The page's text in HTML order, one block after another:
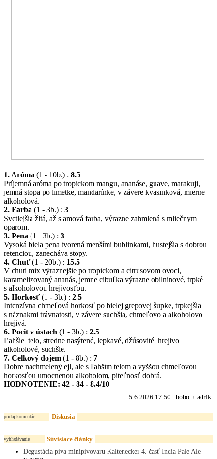
1. Aróma (1 - 10b.) : 8.5
Príjemná aróma po tropickom mangu, ananáse, guave, marakuji,
jemná stopa po limetke, mandarínke, v závere kvasinková, mierne
alkoholová.
2. Farba (1 - 3b.) : 3
Svetlejšia žltá, až slamová farba, výrazne zahmlená s mliečnym
oparom.
3. Pena (1 - 3b.) : 3
Vysoká biela pena tvorená menšími bublinkami, hustejšia s dobrou
retenciou, zanecháva stopy.
4. Chuť(1 - 20b.) : 15.5
V chuti mix výraznejšie po tropickom a citrusovom ovocí,
karamelizovaný ananás, jemne cibuľka,výrazne obilninové, trpké
s alkoholovou hrejivosťou.
5. Horkosť(1 - 3b.) : 2.5
Intenzívna chmeľová horkosť po bielej grepovej šupke, trpkejšia
s náznakmi trávnatosti, v závere suchšia, chmeľovo a alkoholovo
hrejivá.
6. Pocit v ústach (1 - 3b.) : 2.5
Ľahšie telo, stredne nasýtené, lepkavé, džúsovité, hrejivo
alkoholové, suchšie.
7. Celkový dojem (1 - 8b.) : 7
Dobre nachmelený ejl, ale s ľahším telom a vyššou chmeľovou
horkosťou umocnenou alkoholom, piteľnosť dobrá.
HODNOTENIE: 42 - 84 - 8.4/10
5.6.2026 17:50 bobo + adrik
pridaj komentár Diskusia
vyhľadávanie
Súvisiace články
Degustácia piva minipivovaru Kaltenecker 4. časť India Pale Ale